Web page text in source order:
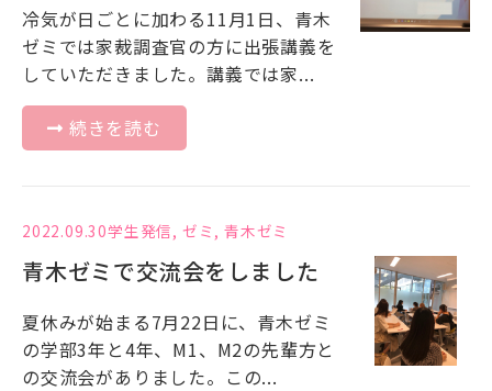
冷気が日ごとに加わる11月1日、青木
ゼミでは家裁調査官の方に出張講義を
していただきました。講義では家...
続きを読む
2022.09.30学生発信, ゼミ ,青木ゼミ
青木ゼミで交流会をしました
夏休みが始まる7月22日に、青木ゼミ
の学部3年と4年、M1、M2の先輩方と
の交流会がありました。この...